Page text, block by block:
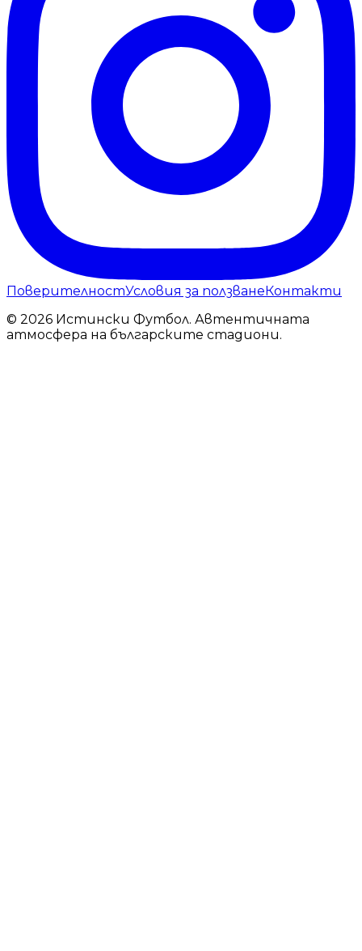
ПоверителностУсловия за ползванеКонтакти
© 2026 Истински Футбол. Автентичната
атмосфера на българските стадиони.